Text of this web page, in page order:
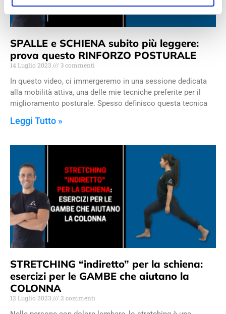
SPALLE e SCHIENA subito più leggere:
prova questo RINFORZO POSTURALE
14 Luglio 2023 3 commenti
In questo video, ci immergeremo in una sessione dedicata
alla mobilità attiva, una delle mie tecniche preferite per il
miglioramento posturale. Spesso definisco questa tecnica
Leggi Tutto »
STRETCHING “indiretto” per la schiena:
esercizi per le GAMBE che aiutano la
COLONNA
12 Luglio 2023 2 commenti